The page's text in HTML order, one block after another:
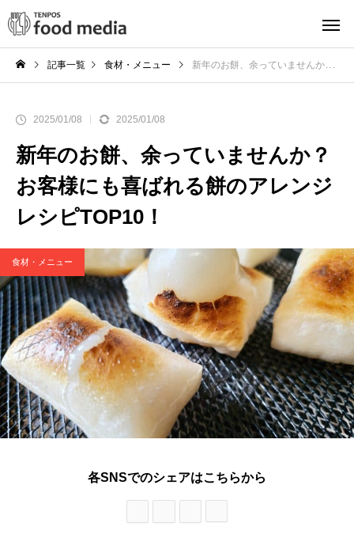
記事一覧 食材・メニュー 新年のお餅、余っていませんか？お客様にも喜ばれる餅のアレンジレシピTOP10！
2025/01/08 2025/01/08
新年のお餅、余っていませんか？
お客様にも喜ばれる餅のアレンジ
レシピTOP10！
食材・メニュー
各SNSでのシェアはこちらから